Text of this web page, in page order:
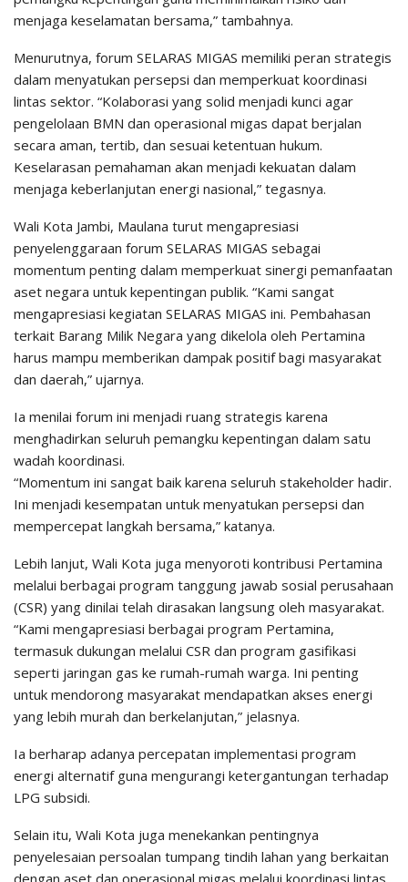
menjaga keselamatan bersama,” tambahnya.
Menurutnya, forum SELARAS MIGAS memiliki peran strategis
dalam menyatukan persepsi dan memperkuat koordinasi
lintas sektor. “Kolaborasi yang solid menjadi kunci agar
pengelolaan BMN dan operasional migas dapat berjalan
secara aman, tertib, dan sesuai ketentuan hukum.
Keselarasan pemahaman akan menjadi kekuatan dalam
menjaga keberlanjutan energi nasional,” tegasnya.
Wali Kota Jambi, Maulana turut mengapresiasi
penyelenggaraan forum SELARAS MIGAS sebagai
momentum penting dalam memperkuat sinergi pemanfaatan
aset negara untuk kepentingan publik. “Kami sangat
mengapresiasi kegiatan SELARAS MIGAS ini. Pembahasan
terkait Barang Milik Negara yang dikelola oleh Pertamina
harus mampu memberikan dampak positif bagi masyarakat
dan daerah,” ujarnya.
Ia menilai forum ini menjadi ruang strategis karena
menghadirkan seluruh pemangku kepentingan dalam satu
wadah koordinasi.
“Momentum ini sangat baik karena seluruh stakeholder hadir.
Ini menjadi kesempatan untuk menyatukan persepsi dan
mempercepat langkah bersama,” katanya.
Lebih lanjut, Wali Kota juga menyoroti kontribusi Pertamina
melalui berbagai program tanggung jawab sosial perusahaan
(CSR) yang dinilai telah dirasakan langsung oleh masyarakat.
“Kami mengapresiasi berbagai program Pertamina,
termasuk dukungan melalui CSR dan program gasifikasi
seperti jaringan gas ke rumah-rumah warga. Ini penting
untuk mendorong masyarakat mendapatkan akses energi
yang lebih murah dan berkelanjutan,” jelasnya.
Ia berharap adanya percepatan implementasi program
energi alternatif guna mengurangi ketergantungan terhadap
LPG subsidi.
Selain itu, Wali Kota juga menekankan pentingnya
penyelesaian persoalan tumpang tindih lahan yang berkaitan